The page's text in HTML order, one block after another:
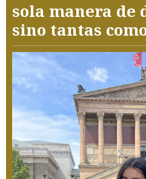
sola manera
sino tantas